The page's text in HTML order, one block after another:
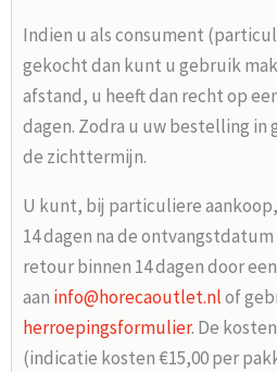
Indien u als consument
gekocht dan kunt u gebruik
afstand, u heeft dan recht op
dagen. Zodra u uw bestelling
de zichttermijn.
U kunt, bij particuliere
14 dagen na de
retour binnen 14 dagen door
aan info@horecaoutlet.nlof
herroepingsformulier. De
(indicatie kosten €15,00 per